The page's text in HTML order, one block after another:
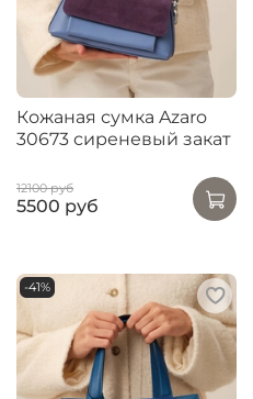
Кожаная сумка Azaro
30673 сиреневый закат
12100 руб
5500 руб
-41%